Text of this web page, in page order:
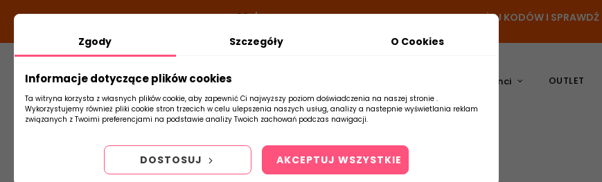
DODATKOWY RABAT Z KODEM:NEWLOOK26/TUBADZIN- DODAJ PRODUKT DO KOSZYKA, UŻYJ KODÓW I
Płytki Producenci OUTLET
Zgody Szczegóły O Cookies
Informacje dotyczące plików cookies
Ta witryna korzysta z własnych plików cookie, aby zapewnić Ci najwyższy poziom doświadczenia na naszej stronie .
Wykorzystujemy również pliki cookie stron trzecich w celu ulepszenia naszych usług, analizy a nastepnie wyświetlania reklam
związanych z Twoimi preferencjami na podstawie analizy Twoich zachowań podczas nawigacji.
DOSTOSUJ AKCEPTUJ WSZYSTKIE